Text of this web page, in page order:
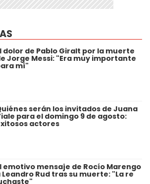
dolor de Pablo Giralt por la muerte
Jorge Messi: "Era muy importante
mí"
serán los invitados de Juana
para el domingo 9 de agosto:
actores
emotivo mensaje de Rocío Marengo
Leandro Rud tras su muerte: "La re